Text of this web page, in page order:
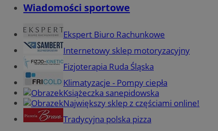
Wiadomości sportowe
Ekspert Biuro Rachunkowe
Internetowy sklep motoryzacyjny
Fizjoterapia Ruda Śląska
Klimatyzacje - Pompy ciepła
Książeczka sanepidowska
Największy sklep z częściami online!
Tradycyjna polska pizza